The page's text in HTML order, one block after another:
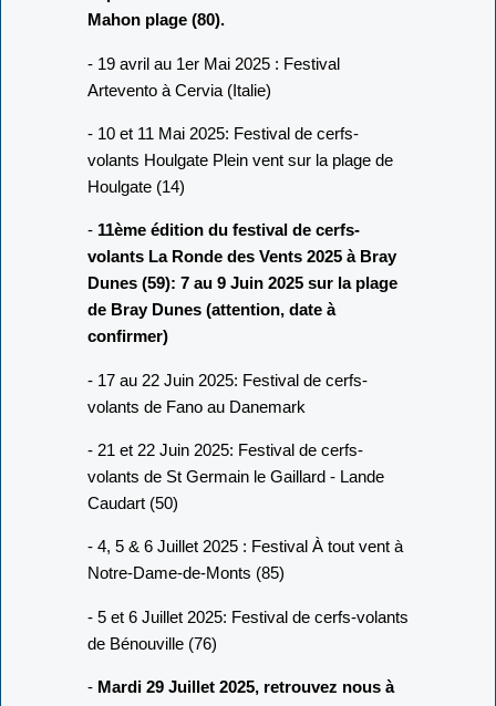
Mahon plage (80).
- 19 avril au 1er Mai 2025 : Festival
Artevento à Cervia (Italie)
- 10 et 11 Mai 2025: Festival de cerfs-
volants Houlgate Plein vent sur la plage de
Houlgate (14)
- 11ème édition du festival de cerfs-
volants La Ronde des Vents 2025 à Bray
Dunes (59): 7 au 9 Juin 2025 sur la plage
de Bray Dunes (attention, date à
confirmer)
- 17 au 22 Juin 2025: Festival de cerfs-
volants de Fano au Danemark
- 21 et 22 Juin 2025: Festival de cerfs-
volants de St Germain le Gaillard - Lande
Caudart (50)
- 4, 5 & 6 Juillet 2025 : Festival À tout vent à
Notre-Dame-de-Monts (85)
- 5 et 6 Juillet 2025: Festival de cerfs-volants
de Bénouville (76)
- Mardi 29 Juillet 2025, retrouvez nous à